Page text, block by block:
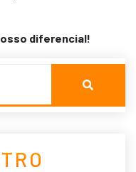
diferencial!